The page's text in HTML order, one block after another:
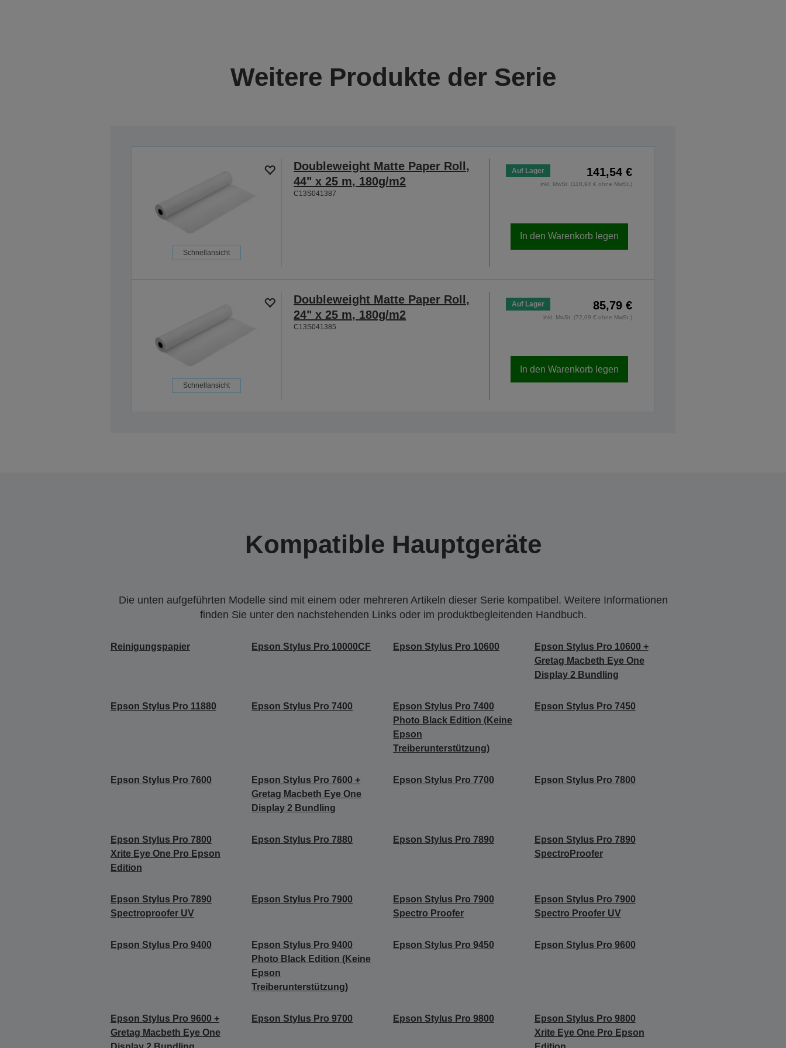
Weitere Produkte der Serie
Schnellansicht
Doubleweight Matte Paper Roll,
44" x 25 m, 180g/m2
C13S041387
Auf Lager 141,54 €
inkl. MwSt. (118,94 € ohne MwSt.)
In den Warenkorb legen
Schnellansicht
Doubleweight Matte Paper Roll,
24" x 25 m, 180g/m2
C13S041385
Auf Lager 85,79 €
inkl. MwSt. (72,09 € ohne MwSt.)
In den Warenkorb legen
Kompatible Hauptgeräte
Die unten aufgeführten Modelle sind mit einem oder mehreren Artikeln dieser Serie kompatibel. Weitere Informationen
finden Sie unter den nachstehenden Links oder im produktbegleitenden Handbuch.
Reinigungspapier Epson Stylus Pro 10000CF Epson Stylus Pro 10600
Epson Stylus Pro 10600 +
Gretag Macbeth Eye One
Display 2 Bundling
Epson Stylus Pro 11880 Epson Stylus Pro 7400
Epson Stylus Pro 7400
Photo Black Edition (Keine
Epson
Treiberunterstützung)
Epson Stylus Pro 7450
Epson Stylus Pro 7600
Epson Stylus Pro 7600 +
Gretag Macbeth Eye One
Display 2 Bundling
Epson Stylus Pro 7700 Epson Stylus Pro 7800
Epson Stylus Pro 7800
Xrite Eye One Pro Epson
Edition
Epson Stylus Pro 7880 Epson Stylus Pro 7890
Epson Stylus Pro 7890
SpectroProofer
Epson Stylus Pro 7890
Spectroproofer UV
Epson Stylus Pro 7900
Epson Stylus Pro 7900
Spectro Proofer
Epson Stylus Pro 7900
Spectro Proofer UV
Epson Stylus Pro 9400
Epson Stylus Pro 9400
Photo Black Edition (Keine
Epson
Treiberunterstützung)
Epson Stylus Pro 9450 Epson Stylus Pro 9600
Epson Stylus Pro 9600 +
Gretag Macbeth Eye One
Epson Stylus Pro 9700 Epson Stylus Pro 9800
Epson Stylus Pro 9800
Xrite Eye One Pro Epson